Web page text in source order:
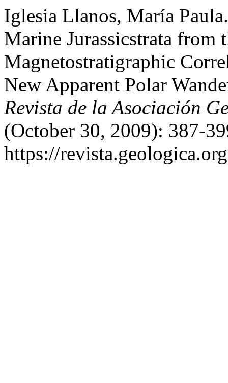
Iglesia Llanos, María
Marine Jurassicstrata from
Magnetostratigraphic
New Apparent Polar
Revista de la Asociación
(October 30, 2009): 387-
https://